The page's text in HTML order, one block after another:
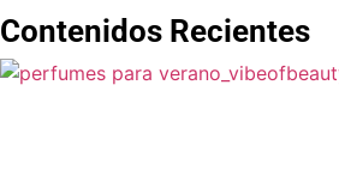
Contenidos Recientes